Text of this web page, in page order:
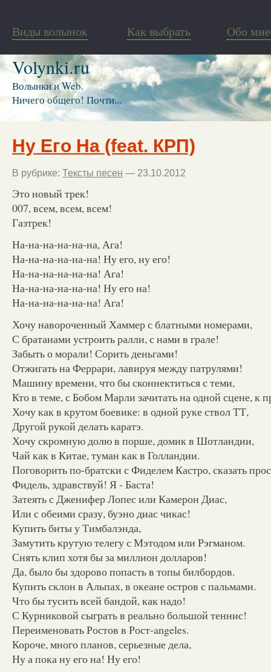
Виды волынок Как выбрать Обо мне
Volynki.ru
Волынки и Web.
Ничего общего! Почти...
Ну Его На (feat. КРП)
В рубрике: Тексты песен — 23.10.2012
Это новый трек!
007, всем, всем, всем!
Газтрек!
На-на-на-на-на-на, Ага!
На-на-на-на-на-на! Ну его, ну его!
На-на-на-на-на-на! Ага!
На-на-на-на-на-на! Ну его на!
На-на-на-на-на-на! Ага!
Хочу навороченный Хаммер с блатными номерами,
С братанами устроить ралли, с нами в грале!
Забыть о морали! Сорить деньгами!
Отжигать на Феррари, лавируя между патрулями!
Машину времени, что бы сконнектиться с теми,
Кто в теме, с Бобом Марли зачитать на одной сцене, к
Хочу как в крутом боевике: в одной руке ствол ТТ,
Другой рукой делать каратэ.
Хочу скромную долю в порше, домик в Шотландии,
Чай как в Китае, туман как в Голландии.
Поговорить по-братски с Фиделем Кастро, сказать
Фидель, здравствуй! Я - Баста!
Затеять с Дженифер Лопес или Камерон Диас,
Или с обеими сразу, буэно диас чикас!
Купить биты у Тимбалэнда,
Замутить крутую телегу с Мэтодом или Рэгманом.
Снять клип хотя бы за миллион долларов!
Да, было бы здорово попасть в топы билбордов.
Купить склон в Альпах, в океане остров с пальмами.
Что бы тусить всей бандой, как надо!
С Курниковой сыграть в реально большой теннис!
Переименовать Ростов в Рост-angeles.
Короче, много планов, серьезные дела,
Ну а пока ну его на! Ну его!